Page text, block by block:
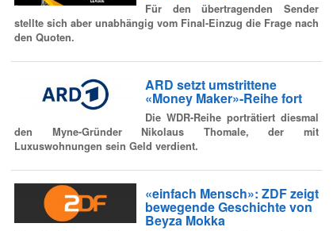
Für den übertragenden Sender
stellte sich aber unabhängig vom Final-Einzug die Frage nach
den Quoten.
ARD setzt umstrittene
«Money Maker»-Reihe fort
Die WDR-Reihe porträtiert diesmal
den Myne-Gründer Nikolaus Thomale, der mit
Luxuswohnungen sein Geld verdient.
«einfach Mensch»: ZDF zeigt
bewegende Geschichte von
Beyza Mokka